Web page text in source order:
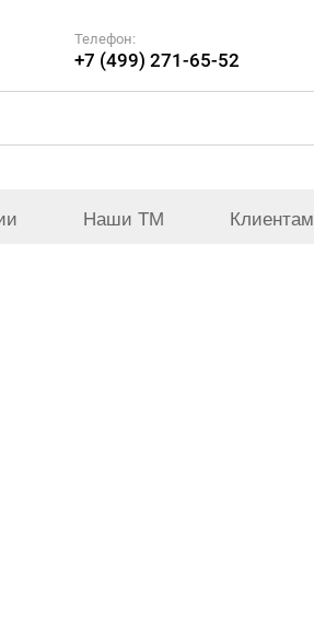
Телефон:
+7 (499) 271-65-52
Наши ТМ Клиентам